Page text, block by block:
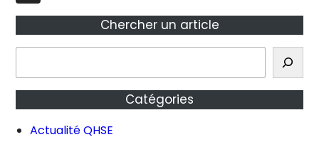
Chercher un article
e
c
h
e
Catégories
Actualité QHSE